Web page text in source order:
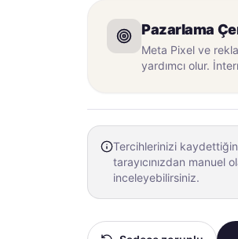
Pazarlama
Meta Pixel ve
yardımcı olur.
Tercihlerinizi
tarayıcınızdan manuel
inceleyebilirsiniz.